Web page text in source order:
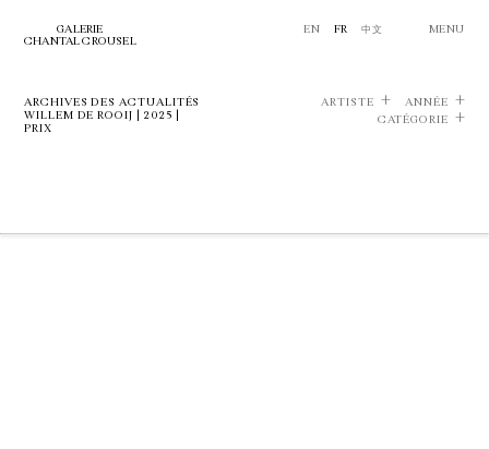
GALERIE
CHANTAL CROUSEL
EN FR 中文 MENU
ARCHIVES DES ACTUALITÉS
WILLEM DE ROOIJ | 2025 |
PRIX
ARTISTE
ANNÉE
CATÉGORIE